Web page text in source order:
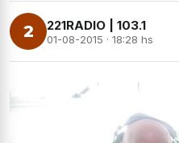
2 221RADIO | 103.1
01-08-2015 · 18:28 hs